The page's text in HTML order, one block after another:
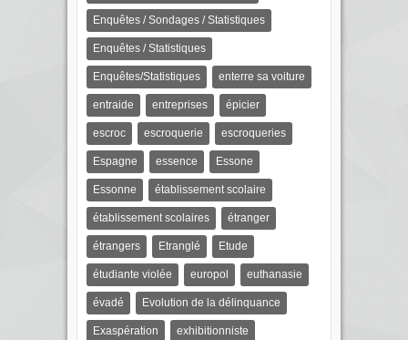
Enquêtes / Sondages / Statistiques
Enquêtes / Statistiques
Enquêtes/Statistiques enterre sa voiture
entraide entreprises épicier
escroc escroquerie escroqueries
Espagne essence Essone
Essonne établissement scolaire
établissement scolaires étranger
étrangers Etranglé Etude
étudiante violée europol euthanasie
évadé Evolution de la délinquance
Exaspération exhibitionniste